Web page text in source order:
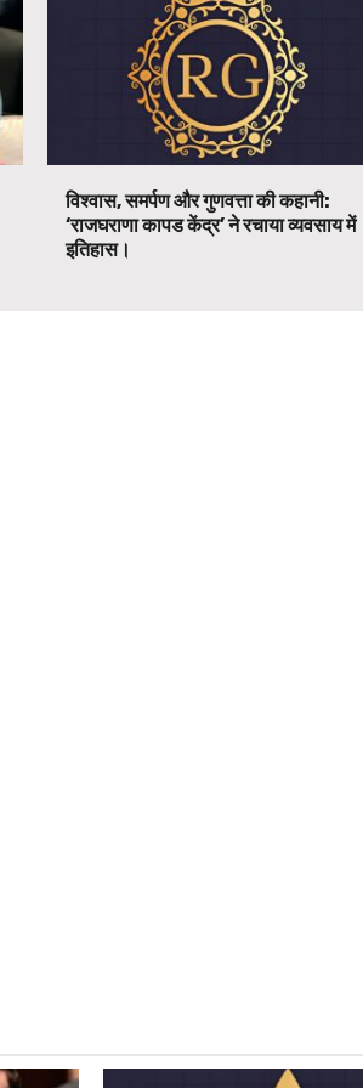
विश्वास, समर्पण और गुणवत्ता की कहानी:
‘राजघराणा कापड केंद्र’ ने रचाया व्यवसाय में
इतिहास।